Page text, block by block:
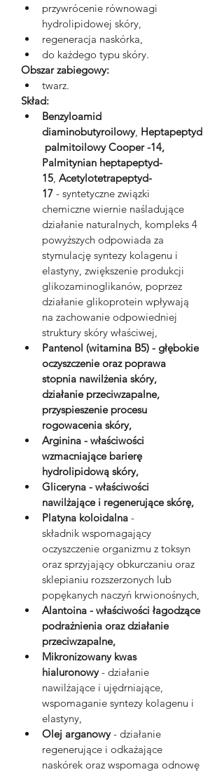
przywrócenie równowagi
hydrolipidowej skóry,
regeneracja naskórka,
do każdego typu skóry.
Obszar zabiegowy:
twarz.
Skład:
Benzyloamid
diaminobutyroilowy, Heptapeptyd
palmitoilowy Cooper -14,
Palmitynian heptapeptyd-
15 Acetylotetrapeptyd-
17 - syntetyczne związki
chemiczne wiernie naśladujące
działanie naturalnych, kompleks 4
powyższych odpowiada za
stymulację syntezy kolagenu i
elastyny, zwiększenie produkcji
glikozaminoglikanów, poprzez
działanie glikoprotein wpływają
na zachowanie odpowiedniej
struktury skóry właściwej,
Pantenol (witamina B5) - głębokie
oczyszczenie oraz poprawa
stopnia nawilżenia skóry,
działanie przeciwzapalne,
przyspieszenie procesu
rogowacenia skóry,
Arginina - właściwości
wzmacniające barierę
hydrolipidową skóry,
Gliceryna - właściwości
nawilżające i regenerujące skórę,
Platyna koloidalna -
składnik wspomagający
oczyszczenie organizmu z toksyn
oraz sprzyjający obkurczaniu oraz
sklepianiu rozszerzonych lub
popękanych naczyń krwionośnych,
Alantoina - właściwości łagodzące
podrażnienia oraz działanie
przeciwzapalne,
Mikronizowany kwas
hialuronowy - działanie
nawilżające i ujędrniające,
wspomaganie syntezy kolagenu i
elastyny,
Olej arganowy - działanie
regenerujące i odkażające
naskórek oraz wspomaga odnowę